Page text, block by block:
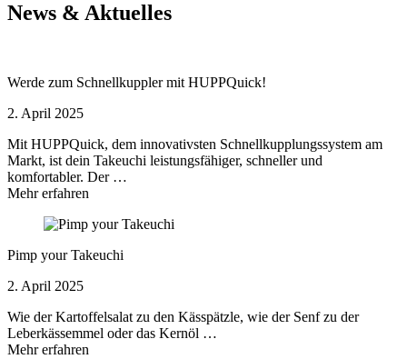
News & Aktuelles
Werde zum Schnellkuppler mit HUPPQuick!
2. April 2025
Mit HUPPQuick, dem innovativsten Schnell­kupplungs­system am
Markt, ist dein Takeuchi leistungsfähiger, schneller und
komfortabler. Der …
Mehr erfahren
Pimp your Takeuchi
2. April 2025
Wie der Kartoffelsalat zu den Kässpätzle, wie der Senf zu der
Leberkässemmel oder das Kernöl …
Mehr erfahren